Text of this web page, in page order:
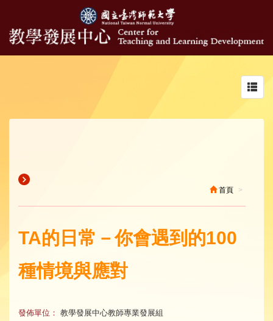
首頁
TA的日常－你會遇到的100
種情境與應對
發佈單位： 教學發展中心教師專業發展組